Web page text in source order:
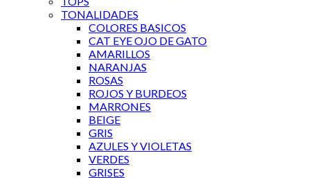
TONALIDADES
COLORES BASICOS
CAT EYE OJO DE GATO
AMARILLOS
NARANJAS
ROSAS
ROJOS Y BURDEOS
MARRONES
BEIGE
GRIS
AZULES Y VIOLETAS
VERDES
GRISES